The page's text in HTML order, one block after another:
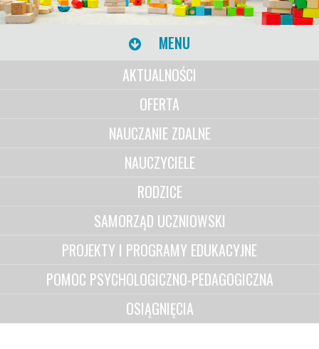
MENU
AKTUALNOŚCI
OFERTA
NAUCZANIE ZDALNE
NAUCZYCIELE
RODZICE
SAMORZĄD UCZNIOWSKI
PROJEKTY I PROGRAMY EDUKACYJNE
POMOC PSYCHOLOGICZNO-PEDAGOGICZNA
OSIĄGNIĘCIA